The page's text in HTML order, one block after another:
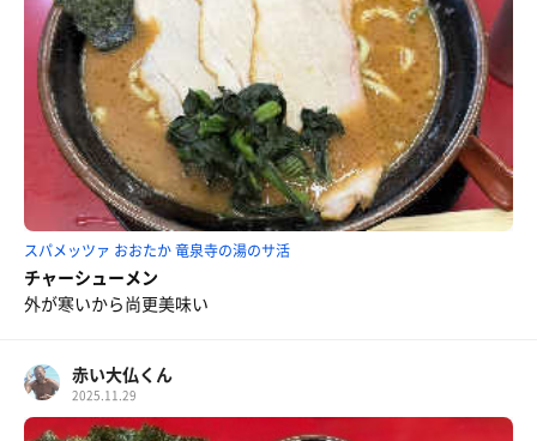
スパメッツァ おおたか 竜泉寺の湯のサ活
チャーシューメン
外が寒いから尚更美味い
赤い大仏くん
2025.11.29